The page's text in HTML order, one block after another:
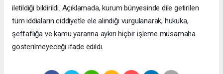
iletildiği bildirildi. Açıklamada, kurum bünyesinde dile getirilen
tüm iddiaların ciddiyetle ele alındığı vurgulanarak, hukuka,
şeffaflığa ve kamu yararına aykırı hiçbir işleme müsamaha
gösterilmeyeceği ifade edildi.